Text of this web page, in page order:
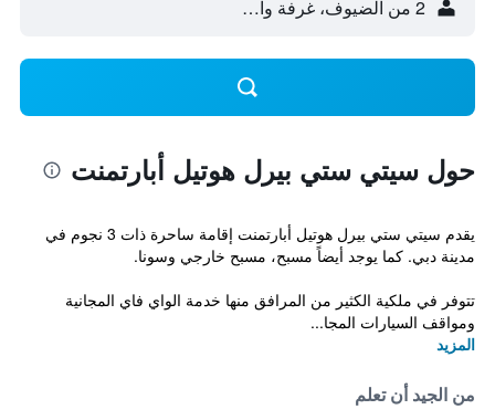
2 من الضيوف، غرفة واحدة
حول سيتي ستي بيرل هوتيل أبارتمنت
يقدم سيتي ستي بيرل هوتيل أبارتمنت إقامة ساحرة ذات 3 نجوم في
مدينة دبي. كما يوجد أيضاً مسبح، مسبح خارجي وسونا.
تتوفر في ملكية الكثير من المرافق منها خدمة الواي فاي المجانية
ومواقف السيارات المجا...
المزيد
من الجيد أن تعلم